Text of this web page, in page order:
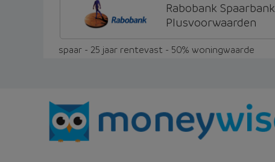
Rabobank Spaarbank
Plusvoorwaarden
spaar - 25 jaar rentevast - 50% woningwaarde